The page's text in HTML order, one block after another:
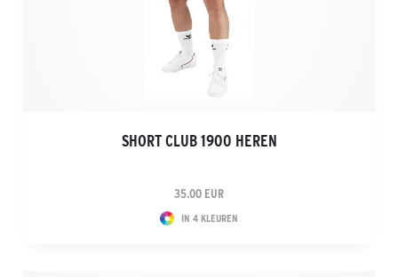
SHORT CLUB 1900 HEREN
35.00 EUR
IN 4 KLEUREN